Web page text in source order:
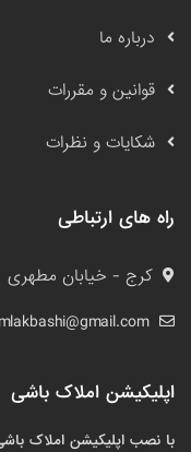
درباره ما
قوانین و مقررات
شکایات و نظرات
راه های ارتباطی
کرج - خیابان مطهری
اپلیکیشن املاک باشی
با نصب اپلیکیشن املاک